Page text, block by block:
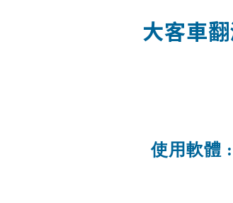
PSIM
WinProp
以AI進行
建模
援Python
10個常用
實例
大客車
使用軟體 :